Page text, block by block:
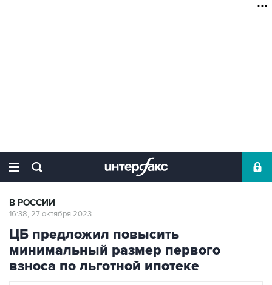
В РОССИИ
16:38, 27 октября 2023
ЦБ предложил повысить
минимальный размер первого
взноса по льготной ипотеке